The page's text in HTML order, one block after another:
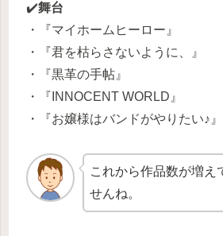
✔️舞台
・『マイホームヒーロー』
・『君を枯らさないように、』
・『黒革の手帖』
・『INNOCENT WORLD』
・『お嬢様はバンドがやりたい♪
これから作品数が増え
せんね。